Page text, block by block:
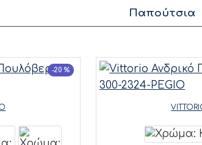
Παπούτσια
-20 %